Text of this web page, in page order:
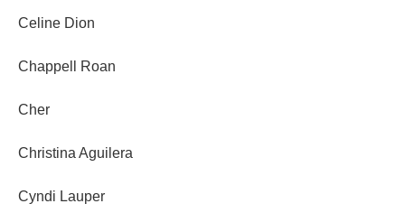
Celine Dion
Chappell Roan
Cher
Christina Aguilera
Cyndi Lauper